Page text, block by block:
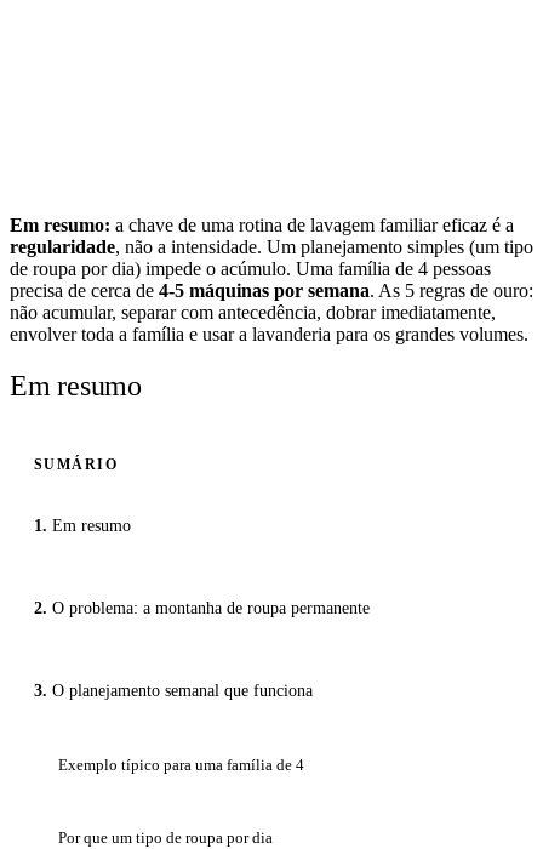
Em resumo: a chave de uma rotina de lavagem familiar eficaz é a
regularidade, não a intensidade. Um planejamento simples (um tipo
de roupa por dia) impede o acúmulo. Uma família de 4 pessoas
precisa de cerca de 4-5 máquinas por semana. As 5 regras de ouro:
não acumular, separar com antecedência, dobrar imediatamente,
envolver toda a família e usar a lavanderia para os grandes volumes.
Em resumo
SUMÁRIO
Em resumo
O problema: a montanha de roupa permanente
O planejamento semanal que funciona
Exemplo típico para uma família de 4
Por que um tipo de roupa por dia